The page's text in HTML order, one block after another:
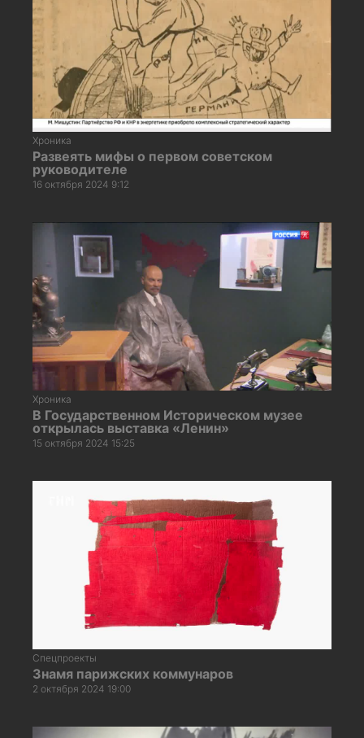
Хроника
Развеять мифы о первом советском
руководителе
16 октября 2024 9:12
Хроника
В Государственном Историческом музее
открылась выставка «Ленин»
15 октября 2024 15:25
Спецпроекты
Знамя парижских коммунаров
2 октября 2024 19:00